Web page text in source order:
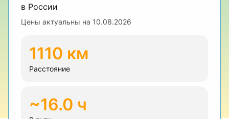
в России
Цены актуальны на 10.08.2026
1110 км
Расстояние
~16.0 ч